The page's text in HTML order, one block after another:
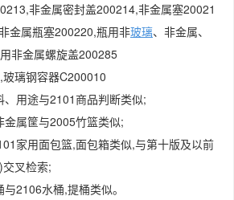
非金属密封盖200214,非金属塞20021
金属瓶塞200220,瓶用非玻璃、非金属、
非金属螺旋盖200285
璃钢容器C200010
用途与2101商品判断类似;
属筐与2005竹篮类似;
家用面包篮,面包箱类似,与第十版及以前
叉检索;
2106水桶,提桶类似。